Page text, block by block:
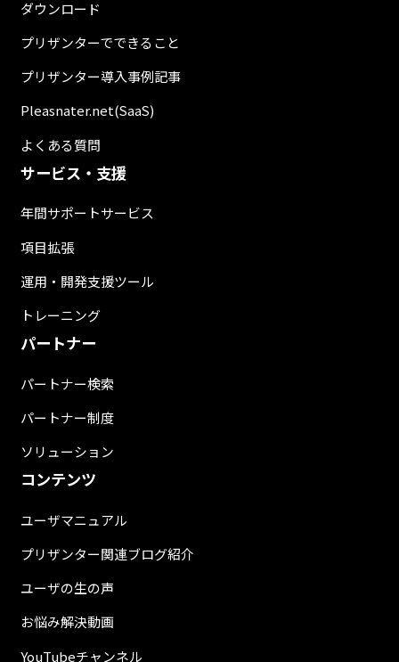
ダウンロード
プリザンターでできること
プリザンター導入事例記事
Pleasnater.net(SaaS)
よくある質問
サービス・支援
年間サポートサービス
項目拡張
運用・開発支援ツール
トレーニング
パートナー
パートナー検索
パートナー制度
ソリューション
コンテンツ
ユーザマニュアル
プリザンター関連ブログ紹介
ユーザの生の声
お悩み解決動画
YouTubeチャンネル